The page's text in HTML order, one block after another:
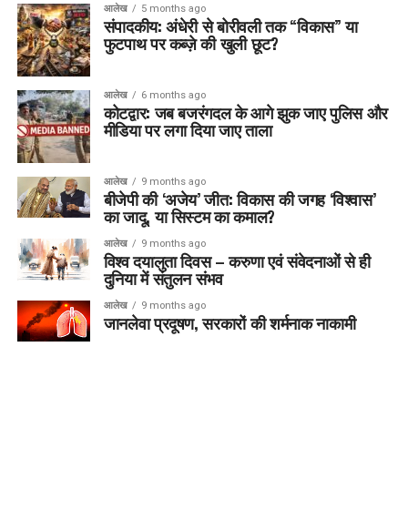
आलेख 5 months ago
संपादकीय: अंधेरी से बोरीवली तक “विकास” या
फुटपाथ पर कब्ज़े की खुली छूट?
आलेख 6 months ago
कोटद्वार: जब बजरंगदल के आगे झुक जाए पुलिस और
मीडिया पर लगा दिया जाए ताला
आलेख 9 months ago
बीजेपी की ‘अजेय’ जीत: विकास की जगह ‘विश्वास’
का जादू, या सिस्टम का कमाल?
आलेख 9 months ago
विश्व दयालुता दिवस – करुणा एवं संवेदनाओं से ही
दुनिया में संतुलन संभव
आलेख 9 months ago
जानलेवा प्रदूषण, सरकारों की शर्मनाक नाकामी